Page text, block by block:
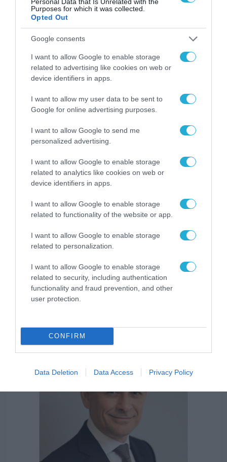
Purposes for which it was collected.
Opted Out
Google consents
I want to allow Google to enable storage
related to advertising like cookies on web or
device identifiers in apps.
I want to allow my user data to be sent to
Google for online advertising purposes.
I want to allow Google to send me
personalized advertising.
I want to allow Google to enable storage
related to analytics like cookies on web or
device identifiers in apps.
I want to allow Google to enable storage
related to functionality of the website or app.
I want to allow Google to enable storage
related to personalization.
I want to allow Google to enable storage
related to security, including authentication
functionality and fraud prevention, and other
user protection.
CONFIRM
Data Deletion Data Access Privacy Policy
Η COSMOTE TELEKOM στους “Europe’s
Climate Leaders” των Financial Times για